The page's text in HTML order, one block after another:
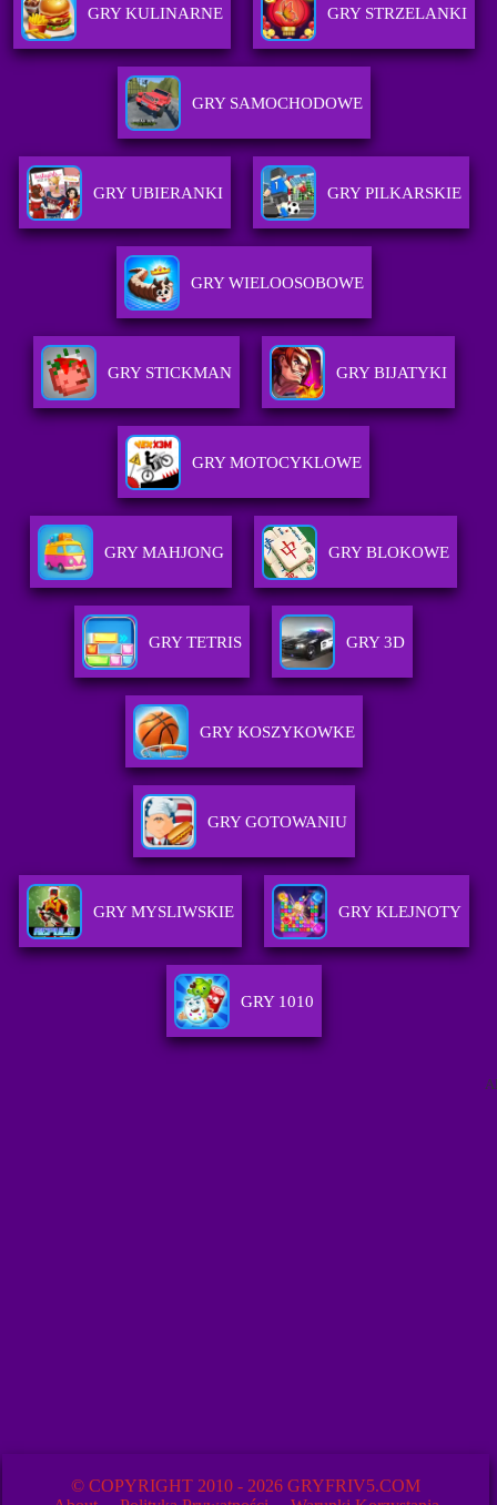
GRY KULINARNE GRY STRZELANKI
GRY SAMOCHODOWE
GRY UBIERANKI GRY PILKARSKIE
GRY WIELOOSOBOWE
GRY STICKMAN GRY BIJATYKI
GRY MOTOCYKLOWE
GRY MAHJONG GRY BLOKOWE
GRY TETRIS GRY 3D
GRY KOSZYKOWKE
GRY GOTOWANIU
GRY MYSLIWSKIE GRY KLEJNOTY
GRY 1010
© COPYRIGHT 2010 - 2026 GRYFRIV5.COM